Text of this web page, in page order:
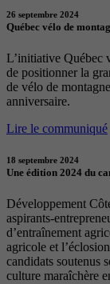
26 septembre 2024
Québec vélo de
L’initiative Québec
de positionner la
de vélo de
anniversaire.
Lire le communiqué
18 septembre 2024
Une édition 2024 du
Développement
aspirants-
d’entraînement
agricole et
candidats soutenus
culture maraîchère